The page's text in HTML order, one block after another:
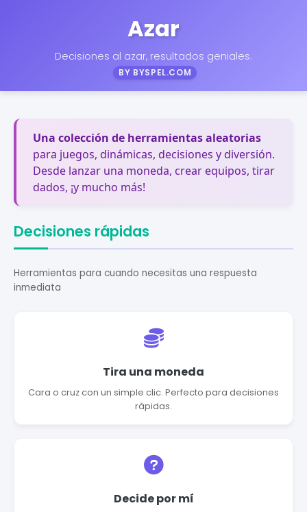
Azar
Decisiones al azar, resultados geniales.
BY BYSPEL.COM
Una colección de herramientas aleatorias
para juegos, dinámicas, decisiones y diversión.
Desde lanzar una moneda, crear equipos, tirar
dados, ¡y mucho más!
Decisiones rápidas
Herramientas para cuando necesitas una respuesta
inmediata
Tira una moneda
Cara o cruz con un simple clic. Perfecto para decisiones
rápidas.
Decide por mí